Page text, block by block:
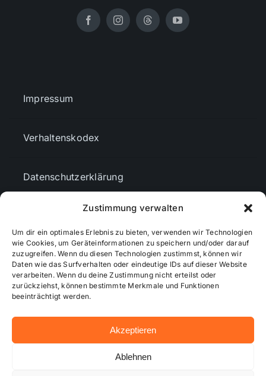
Zustimmung verwalten
Um dir ein optimales Erlebnis zu bieten, verwenden wir Technologien
wie Cookies, um Geräteinformationen zu speichern und/oder darauf
zuzugreifen. Wenn du diesen Technologien zustimmst, können wir
Daten wie das Surfverhalten oder eindeutige IDs auf dieser Website
verarbeiten. Wenn du deine Zustimmung nicht erteilst oder
zurückziehst, können bestimmte Merkmale und Funktionen
beeinträchtigt werden.
Akzeptieren
Ablehnen
Impressum
Verhaltenskodex
Datenschutzerklärung
Cookie-Richtlinie (EU)
Mediendaten
© 2026 - Wiesbadenaktuell ...online besser informiert!